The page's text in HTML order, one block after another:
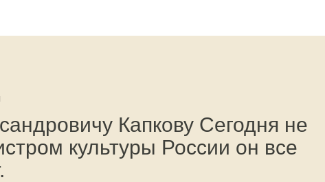
Капкову Сегодня не
культуры России он все